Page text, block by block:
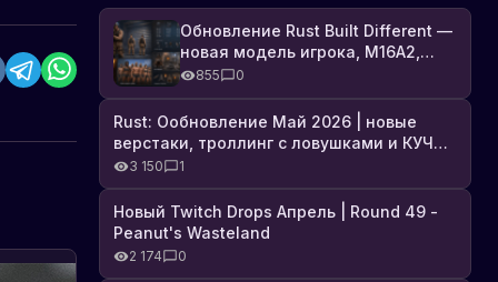
Обновление Rust Built Different —
новая модель игрока, M16A2,
броня, Industrial DLC и полный
список изменений
855 0
Rust: Ообновление Май 2026 | новые
верстаки, троллинг с ловушками и КУЧА
DLC3 150 1
Новый Twitch Drops Апрель | Round 49 -
Peanut's Wasteland
2 174 0